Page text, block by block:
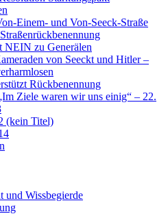
Einem- und Von-Seeck-Straße
NEIN zu Generälen
von Seeckt und Hitler –
Rückbenennung
Ziele waren wir uns einig“ – 22.
(kein Titel)
und Wissbegierde